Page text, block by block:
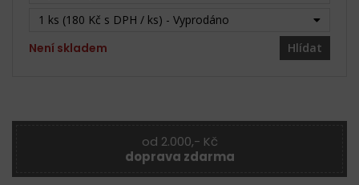
1 ks (180 Kč s DPH / ks) - Vyprodáno
Není skladem Hlídat
od 2.000,- Kč
doprava zdarma